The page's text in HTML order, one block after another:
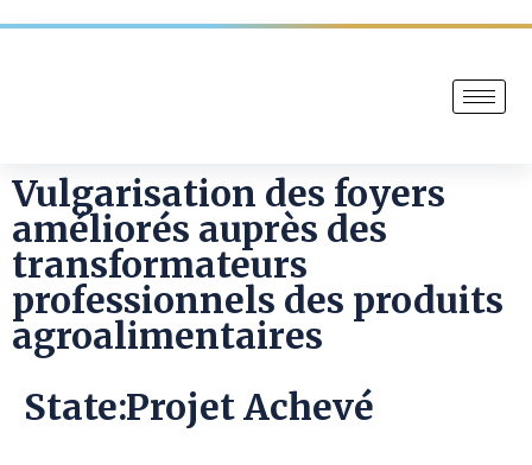
Vulgarisation des foyers
améliorés auprès des
transformateurs
professionnels des produits
agroalimentaires
State:Projet Achevé